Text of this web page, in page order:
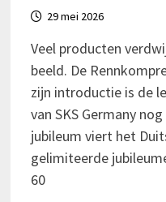
29 mei 2026
Veel producten
beeld. De
zijn introductie is de
van SKS Germany
jubileum viert het
gelimiteerde
60